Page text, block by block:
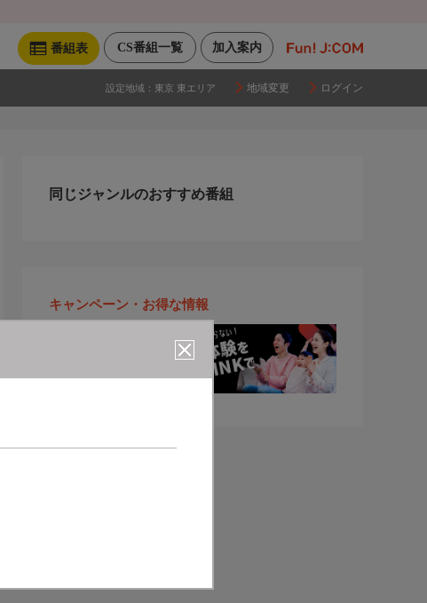
加入案内
CS番組一覧
番組表
設定地域： 東京 東エリア 地域変更 ログイン
同じジャンルのおすすめ番組
キャンペーン・お得な情報